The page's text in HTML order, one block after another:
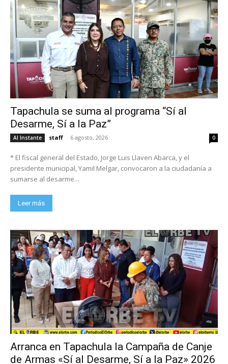
Tapachula se suma al programa “Sí al
Desarme, Sí a la Paz”
Al Instante staff - 6 agosto, 2026 0
* El fiscal general del Estado, Jorge Luis Llaven Abarca, y el
presidente municipal, Yamil Melgar, convocaron a la ciudadanía a
sumarse al desarme...
Leer más
Arranca en Tapachula la Campaña de Canje
de Armas «Sí al Desarme, Sí a la Paz» 2026